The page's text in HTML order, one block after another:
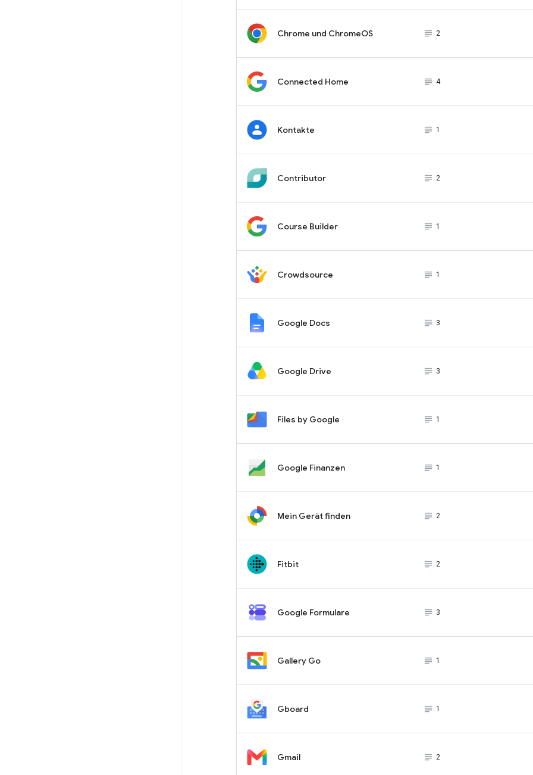
Chrome und ChromeOS subject_black
2
Connected Home subject_black
4
Kontakte subject_black
1
Contributor subject_black
2
Course Builder subject_black
1
Crowdsource subject_black
1
Google Docs subject_black
3
Google Drive subject_black
3
Files by Google subject_black
1
Google Finanzen subject_black
1
Mein Gerät finden subject_black
2
Fitbit subject_black
2
Google Formulare subject_black
3
Gallery Go subject_black
1
Gboard subject_black
1
Gmail subject_black
2